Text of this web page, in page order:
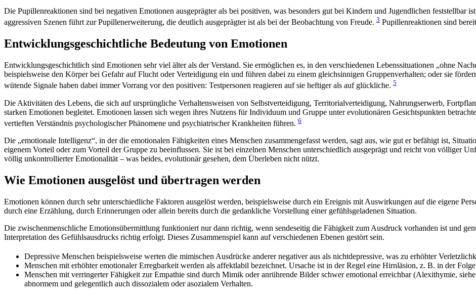
Die Pupillenreaktionen sind bei negativen Emotionen ausgeprägter als bei positiven, was besonders gut bei Kindern und Jugendlichen feststellbar
aggressiven Szenen führt zur Pupillenerweiterung, die deutlich ausgeprägter ist als bei der Beobachtung von Freude. 3 Pupillenreaktionen sind
Entwicklungsgeschichtliche Bedeutung von Emotionen
Entwicklungsgeschichtlich sind Emotionen sehr viel älter als der Verstand. Sie ermöglichen es, in den verschiedenen Lebenssituationen „ohne
beispielsweise den Körper bei Gefahr auf Flucht oder Verteidigung ein und führen dabei zu einem gleichsinnigen Gruppenverhalten; oder sie
wütende Signale haben dabei immer Vorrang vor den positiven: Testpersonen reagieren auf sie heftiger als auf glückliche. 5
Die Aktivitäten des Lebens, die sich auf ursprüngliche Verhaltensweisen von Selbstverteidigung, Territorialverteidigung, Nahrungserwerb,
starken Emotionen begleitet. Emotionen lassen sich wegen ihres Nutzens für Individuum und Gruppe unter evolutionären Gesichtspunkten
vertieften Verständnis psychologischer Phänomene und psychiatrischer Krankheiten führen. 6
Die „emotionale Intelligenz“, in der die emotionalen Fähigkeiten eines Menschen zusammengefasst werden, sagt aus, wie gut er befähigt ist,
eigenem Vorteil oder zum Vorteil der Gruppe zu beeinflussen. Sie ist bei einzelnen Menschen unterschiedlich ausgeprägt und reicht von völliger
völlig unkontrollierter Emotionalität – was beides, evolutionär gesehen, dem Überleben nicht nützt.
Wie Emotionen ausgelöst und übertragen werden
Emotionen können durch sehr unterschiedliche Faktoren ausgelöst werden, beispielsweise durch ein Ereignis mit Auswirkungen auf die eigene
durch eine Erzählung, durch Erinnerungen oder allein bereits durch die gedankliche Vorstellung einer gefühlsgeladenen Situation.
Die zwischenmenschliche Emotionsübermittlung funktioniert nur dann richtig, wenn sendeseitig die Fähigkeit zum Ausdruck vorhanden ist und
Interpretation des Gefühlsausdrucks richtig erfolgt. Dieses Zusammenspiel kann auf verschiedenen Ebenen gestört sein.
Depressive Menschen beispielsweise werten die mimischen Ausdrücke anderer negativer aus als nichtdepressive, was zu erhöhter
Menschen mit erhöhter emotionaler Erregbarkeit werden als affektlabil bezeichnet. Ursache ist in der Regel eine Hirnläsion, z. B. in der
Menschen mit verringerter Fähigkeit zur Empathie sind durch Mimik oder anrührende Bilder schwer emotional erreichbar (Alexithymie,
abnormem und gelegentlich auch dissozialem oder asozialem Verhalten.